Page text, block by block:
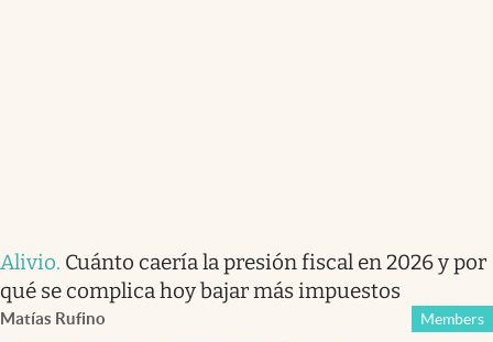
Alivio. Cuánto caería la presión fiscal en 2026 y por
qué se complica hoy bajar más impuestos
Matías Rufino Members